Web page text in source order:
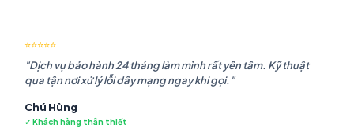
⭐⭐⭐⭐⭐
"Dịch vụ bảo hành 24 tháng làm mình rất yên tâm. Kỹ thuật
qua tận nơi xử lý lỗi dây mạng ngay khi gọi."
Chú Hùng
✓ Khách hàng thân thiết